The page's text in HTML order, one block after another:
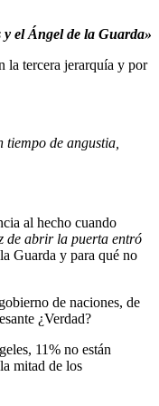
y el Ángel de la Guarda»
la tercera jerarquía y por
de angustia,
al hecho cuando
de abrir la puerta entró
Guarda y para qué no
de naciones, de
¿Verdad?
11% no están
mitad de los